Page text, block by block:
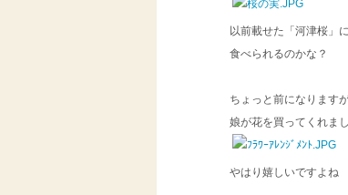
以前載せた「河津桜」
食べられるのかな？
ちょっと前になります
娘が花を買ってくれま
やはり嬉しいですよね